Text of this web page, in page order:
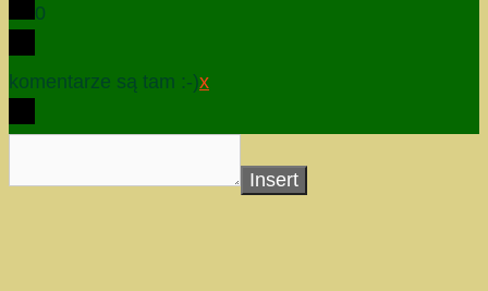
0
komentarze są tam :-)x
Insert